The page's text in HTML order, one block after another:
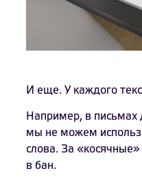
И еще. У каждого
Например, в письмах
мы не можем
слова. За
в бан.